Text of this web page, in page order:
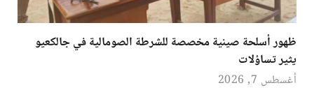
ظهور أسلحة صينية مخصصة للشرطة الصومالية في جالكعيو
يثير تساؤلات
أغسطس 7, 2026